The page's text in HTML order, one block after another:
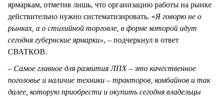
ярмаркам, отметив лишь, что организацию работы на рынке
действительно нужно систематизировать. «Я говорю не о
рынках, а о стихийной торговле, в форме которой идут
сегодня губернские ярмарки», – подчеркнул в ответ
СВАТКОВ.
– Самое главное для развития ЛПХ – это качественное
поголовье и наличие техники – тракторов, комбайнов и так
далее, которую приобрести и окупить сегодня владельцы